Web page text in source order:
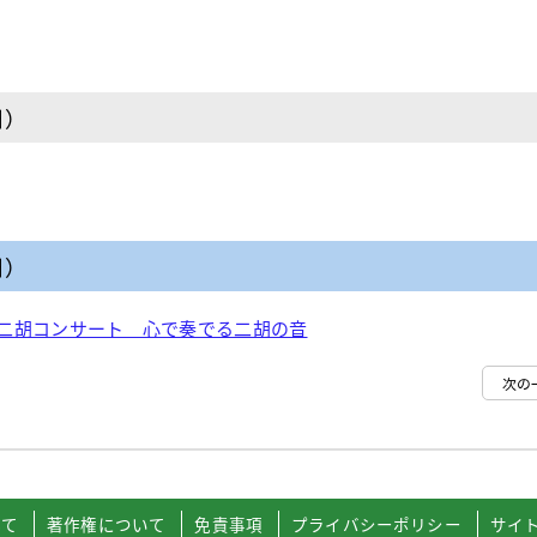
胡コンサート 心で奏でる二胡の音
次の
著作権について 免責事項 プライバシーポリシー サイ